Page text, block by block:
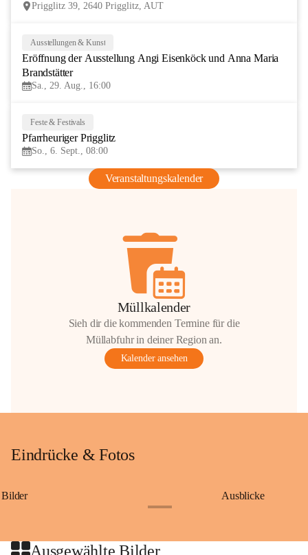
Prigglitz 39, 2640 Prigglitz, AUT
AUG
Ausstellungen & Kunst
Eröffnung der Ausstellung Angi Eisenköck und Anna Maria
Brandstätter
Sa., 29. Aug., 16:00
Feste & Festivals
Pfarrheuriger Prigglitz
So., 6. Sept., 08:00
Veranstaltungskalender
Müllkalender
Sieh dir die kommenden Termine für die
Müllabfuhr in deiner Region an.
Kalender ansehen
Eindrücke & Fotos
Bilder Ausblicke
Ausgewählte Bilder